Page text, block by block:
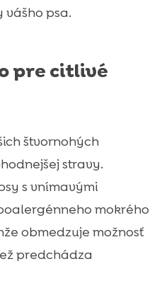
vášho psa.
pre citlivé
štvornohých
stravy.
s vnímavými
mokrého
obmedzuje možnosť
predchádza